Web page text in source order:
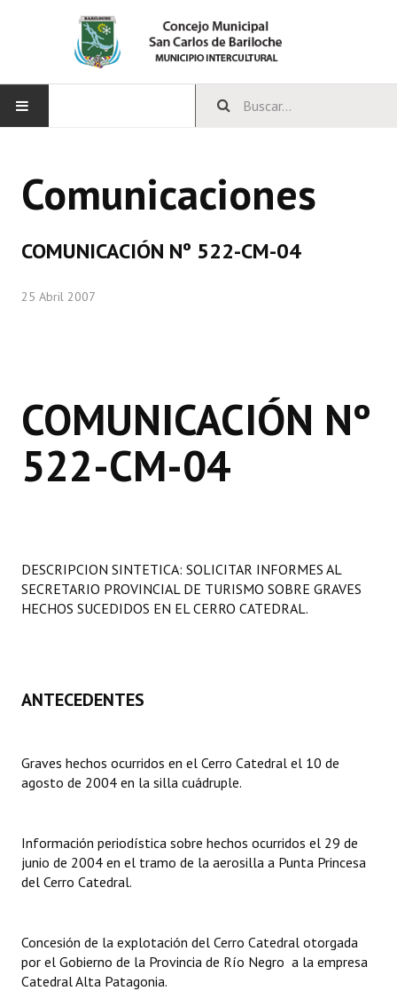
CONCEJO
Programas
LEGISLACIÓN
Carta Orgánica 2007
Reglamento Interno
Informes de Gestión
Actas de Sesión
Ejecución Presupuestaria
Actas de Audiencias Públicas
Comunicaciones
COMUNICACIÓN Nº 522-CM-04
25 Abril 2007
COMUNICACIÓN Nº
522-CM-04
DESCRIPCION SINTETICA: SOLICITAR INFORMES AL
SECRETARIO PROVINCIAL DE TURISMO SOBRE GRAVES
HECHOS SUCEDIDOS EN EL CERRO CATEDRAL.
ANTECEDENTES
Graves hechos ocurridos en el Cerro Catedral el 10 de
agosto de 2004 en la silla cuádruple.
Información periodística sobre hechos ocurridos el 29 de
junio de 2004 en el tramo de la aerosilla a Punta Princesa
del Cerro Catedral.
Concesión de la explotación del Cerro Catedral otorgada
por el Gobierno de la Provincia de Río Negro a la empresa
Catedral Alta Patagonia.